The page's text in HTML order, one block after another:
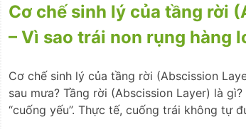
Cơ chế sinh lý của tầng rời
– Vì sao trái non rụng hàng
Cơ chế sinh lý của tầng rời (Abscission
sau mưa? Tầng rời (Abscission Layer) là
“cuống yếu”. Thực tế, cuống trái không tự